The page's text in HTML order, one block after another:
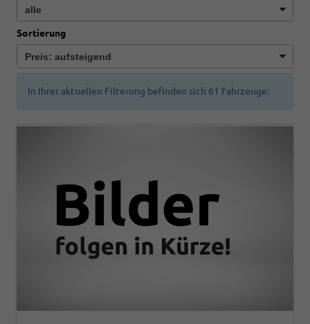
Sortierung
In Ihrer aktuellen Filterung befinden sich 61 Fahrzeuge: